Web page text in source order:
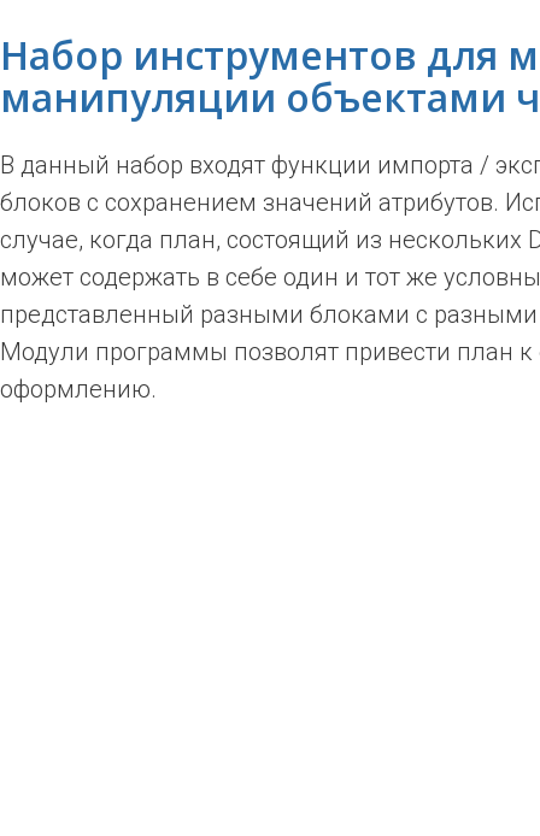
Набор инструментов для
манипуляции объектами
В данный набор входят функции импорта /
блоков с сохранением значений атрибутов.
случае, когда план, состоящий из нескольких
может содержать в себе один и тот же
представленный разными блоками с
Модули программы позволят привести план
оформлению.